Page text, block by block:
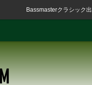
Bassmasterクラシック